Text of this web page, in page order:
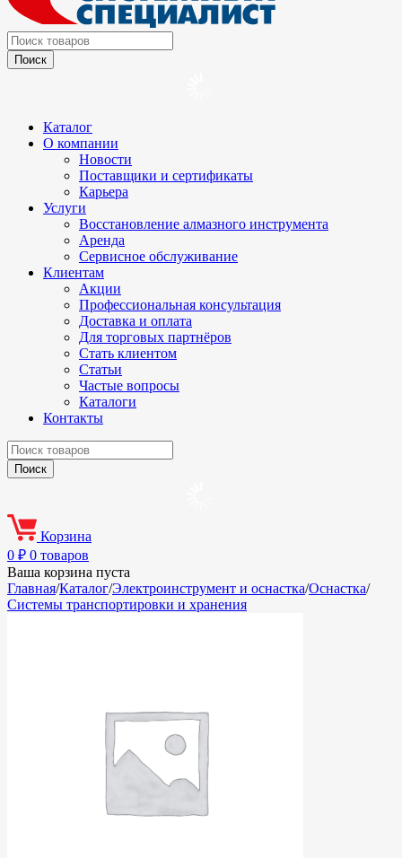
Каталог
О компании
Новости
Поставщики и сертификаты
Карьера
Услуги
Восстановление алмазного инструмента
Аренда
Сервисное обслуживание
Клиентам
Акции
Профессиональная консультация
Доставка и оплата
Для торговых партнёров
Стать клиентом
Статьи
Частые вопросы
Каталоги
Контакты
Корзина
0 ₽ 0 товаров
Ваша корзина пуста
Главная/Каталог/Электроинструмент и оснастка/Оснастка/
Системы транспортировки и хранения